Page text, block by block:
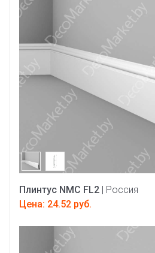
Плинтус NMC FL2
| Россия
Цена: 24.52 руб.